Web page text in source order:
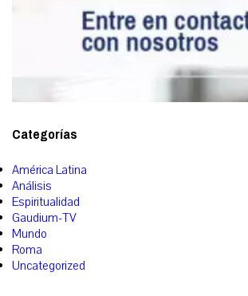
Categorías
América Latina
Análisis
Espiritualidad
Gaudium-TV
Mundo
Roma
Uncategorized